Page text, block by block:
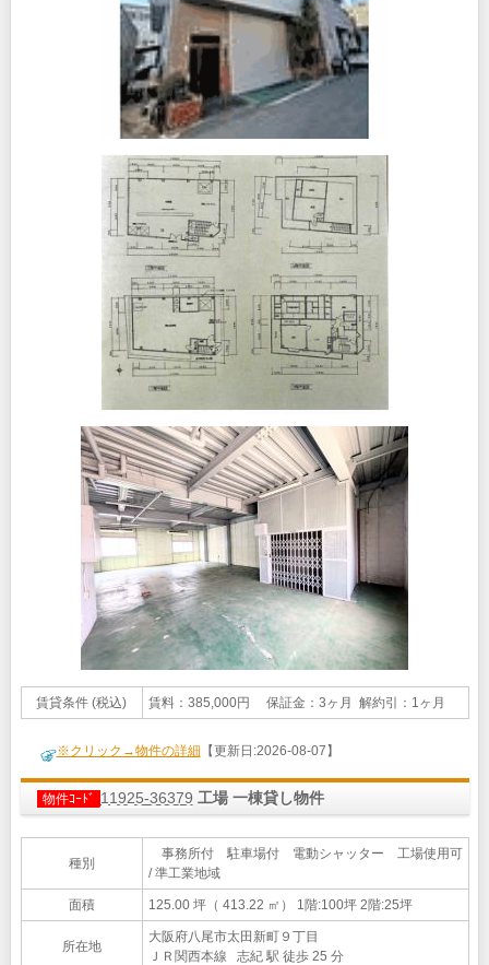
賃貸条件 (税込) 賃料：385,000円 保証金：3ヶ月 解約引：1ヶ月
※クリック→物件の詳細 【更新日:2026-08-07】
物件ｺｰﾄﾞ 11925-36379 工場 一棟貸し物件
種別
事務所付 駐車場付 電動シャッター 工場使用可
/ 準工業地域
面積 125.00 坪（ 413.22 ㎡） 1階:100坪 2階:25坪
所在地
大阪府八尾市太田新町９丁目
ＪＲ関西本線 志紀 駅 徒歩 25 分